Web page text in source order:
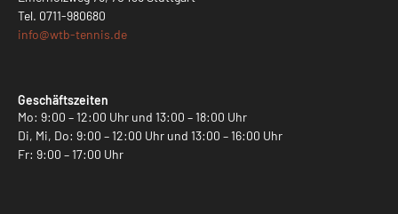
Tel. 0711-980680
info@wtb-tennis.de
Geschäftszeiten
Mo: 9:00 – 12:00 Uhr und 13:00 – 18:00 Uhr
Di, Mi, Do: 9:00 – 12:00 Uhr und 13:00 – 16:00 Uhr
Fr: 9:00 – 17:00 Uhr